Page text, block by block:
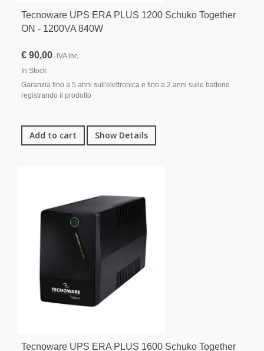
Tecnoware UPS ERA PLUS 1200 Schuko Together
ON - 1200VA 840W
€ 90,00 IVA inc.
In Stock
Garanzia fino a 5 anni sull'elettronica e fino a 2 anni sulle batterie
registrando il prodotto
Add to cart Show Details
Tecnoware UPS ERA PLUS 1600 Schuko Together